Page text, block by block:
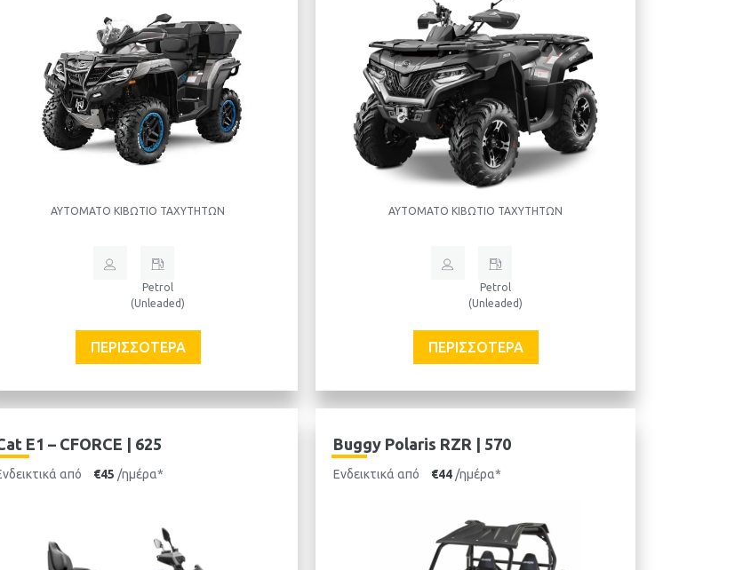
ΑΥΤΌΜΑΤΟ ΚΙΒΏΤΙΟ ΤΑΧΥΤΉΤΩΝ
Petrol
(Unleaded)
ΠΕΡΙΣΣΌΤΕΡΑ
ΑΥΤΌΜΑΤΟ ΚΙΒΏΤΙΟ ΤΑΧΥΤΉΤΩΝ
Petrol
(Unleaded)
ΠΕΡΙΣΣΌΤΕΡΑ
E1 – CFORCE | 625
από €45 /ημέρα*
Buggy Polaris RZR | 570
Ενδεικτικά από €44 /ημέρα*